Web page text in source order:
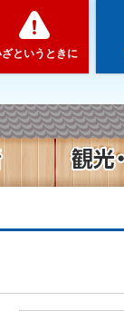
というときに